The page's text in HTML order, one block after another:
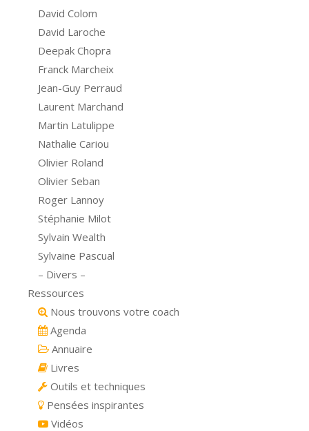
David Colom
David Laroche
Deepak Chopra
Franck Marcheix
Jean-Guy Perraud
Laurent Marchand
Martin Latulippe
Nathalie Cariou
Olivier Roland
Olivier Seban
Roger Lannoy
Stéphanie Milot
Sylvain Wealth
Sylvaine Pascual
– Divers –
Ressources
Nous trouvons votre coach
Agenda
Annuaire
Livres
Outils et techniques
Pensées inspirantes
Vidéos